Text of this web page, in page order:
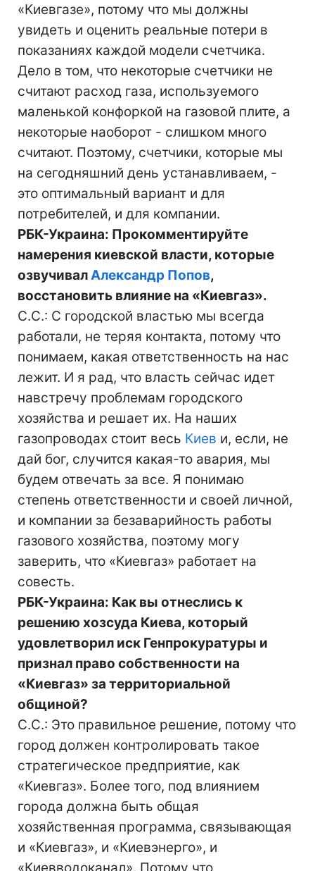
«Киевгазе», потому что мы должны
увидеть и оценить реальные потери в
показаниях каждой модели счетчика.
Дело в том, что некоторые счетчики не
считают расход газа, используемого
маленькой конфоркой на газовой плите, а
некоторые наоборот - слишком много
считают. Поэтому, счетчики, которые мы
на сегодняшний день устанавливаем, -
это оптимальный вариант и для
потребителей, и для компании.
РБК-Украина: Прокомментируйте
намерения киевской власти, которые
озвучивалАлександр Попов,
восстановить влияние на «Киевгаз».
С.С.: С городской властью мы всегда
работали, не теряя контакта, потому что
понимаем, какая ответственность на нас
лежит. И я рад, что власть сейчас идет
навстречу проблемам городского
хозяйства и решает их. На наших
газопроводах стоит весь Киев и, если, не
дай бог, случится какая-то авария, мы
будем отвечать за все. Я понимаю
степень ответственности и своей личной,
и компании за безаварийность работы
газового хозяйства, поэтому могу
заверить, что «Киевгаз» работает на
совесть.
РБК-Украина: Как вы отнеслись к
решению хозсуда Киева, который
удовлетворил иск Генпрокуратуры и
признал право собственности на
«Киевгаз» за территориальной
общиной?
С.С.: Это правильное решение, потому что
город должен контролировать такое
стратегическое предприятие, как
«Киевгаз». Более того, под влиянием
города должна быть общая
хозяйственная программа, связывающая
и «Киевгаз», и «Киевэнерго», и
«Киевводоканал». Потому что